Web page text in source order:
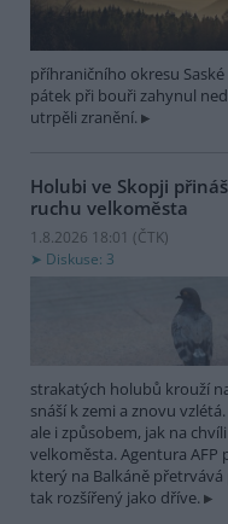
příhraničního okresu
pátek při bouři zahynul
utrpěli zranění.
Holubi ve Skopji
ruchu velkoměsta
1.8.2026 18:01 (ČTK)
Diskuse: 3
strakatých holubů krouží
snáší k zemi a znovu
ale i způsobem, jak na
velkoměsta. Agentura
který na Balkáně
tak rozšířený jako dříve.